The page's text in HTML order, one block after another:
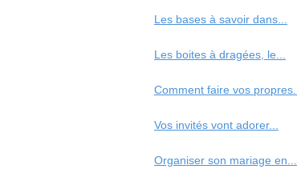
Les bases à savoir dans...
Les boites à dragées, le...
Comment faire vos propres...
Vos invités vont adorer...
Organiser son mariage en...